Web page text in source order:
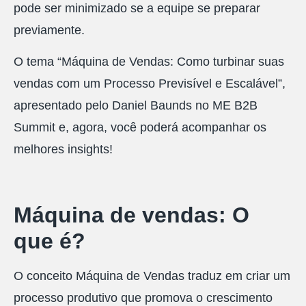
pode ser minimizado se a equipe se preparar
previamente.
O tema “Máquina de Vendas: Como turbinar suas
vendas com um Processo Previsível e Escalável”,
apresentado pelo Daniel Baunds no ME B2B
Summit e, agora, você poderá acompanhar os
melhores insights!
Máquina de vendas: O
que é?
O conceito Máquina de Vendas traduz em criar um
processo produtivo que promova o crescimento